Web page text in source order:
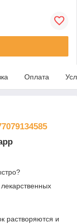
Оплата
растворяются и